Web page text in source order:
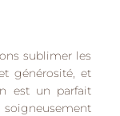
sublimer les
générosité, et
est un parfait